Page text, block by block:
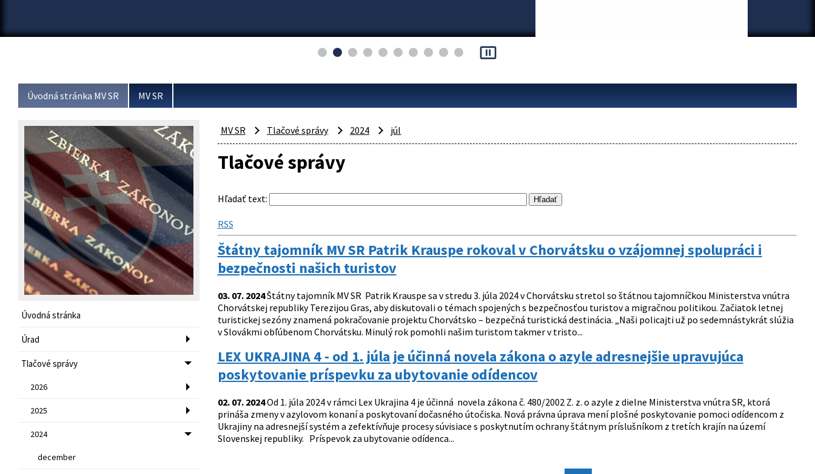
pause_presentation
Úvodná stránka MV SR MV SR
Úvodná stránka
Úrad
Tlačové správy
2026
2025
2024
december
MV SR Tlačové správy 2024 júl
Tlačové správy
Hľadať text:
RSS
Štátny tajomník MV SR Patrik Krauspe rokoval v Chorvátsku o vzájomnej spolupráci i
bezpečnosti našich turistov
03. 07. 2024Štátny tajomník MV SR Patrik Krauspe sa v stredu 3. júla 2024 v Chorvátsku stretol so štátnou tajomníčkou Ministerstva vnútra
Chorvátskej republiky Terezijou Gras, aby diskutovali o témach spojených s bezpečnosťou turistov a migračnou politikou. Začiatok letnej
turistickej sezóny znamená pokračovanie projektu Chorvátsko – bezpečná turistická destinácia. „Naši policajti už po sedemnástykrát slúžia
v Slovákmi obľúbenom Chorvátsku. Minulý rok pomohli našim turistom takmer v tristo...
LEX UKRAJINA 4 - od 1. júla je účinná novela zákona o azyle adresnejšie upravujúca
poskytovanie príspevku za ubytovanie odídencov
02. 07. 2024Od 1. júla 2024 v rámci Lex Ukrajina 4 je účinná novela zákona č. 480/2002 Z. z. o azyle z dielne Ministerstva vnútra SR, ktorá
prináša zmeny v azylovom konaní a poskytovaní dočasného útočiska. Nová právna úprava mení plošné poskytovanie pomoci odídencom z
Ukrajiny na adresnejší systém a zefektívňuje procesy súvisiace s poskytnutím ochrany štátnym príslušníkom z tretích krajín na území
Slovenskej republiky. Príspevok za ubytovanie odídenca...